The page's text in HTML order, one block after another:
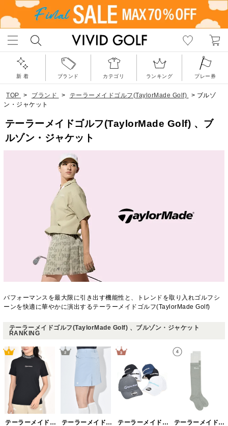
新 着 ブランド カテゴリ ランキング プレー券
TOP > ブランド > テーラーメイドゴルフ(TaylorMade Golf) > ブルゾ
ン・ジャケット
テーラーメイドゴルフ(TaylorMade Golf) 、ブ
ルゾン・ジャケット
パフォーマンスを最大限に引き出す機能性と、トレンドを取り入れゴルフシ
ーンを快適に華やかに演出するテーラーメイドゴルフ(TaylorMade Golf)
テーラーメイドゴルフ(TaylorMade Golf) 、ブルゾン・ジャケット
RANKING
テーラーメイドゴルフ(TaylorMade Golf) テーラーメイドゴルフ(TaylorMade Golf) テーラーメイドゴルフ(TaylorMade Golf) テーラーメイドゴルフ(TaylorMade Golf)